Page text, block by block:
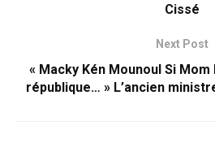
Cissé
Next Post
« Macky Kén Mounoul Si
république… » L’ancien